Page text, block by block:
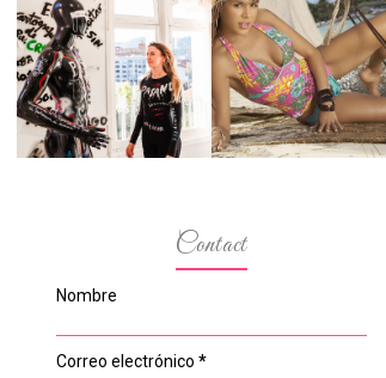
MARGA GONZÁLEZ
Y ELIA FERNÁNDEZ
DIALOGAN EN
ESPACIO DEL
ANONIMATO, LA
CASA ROSA DE
OVIEDO
LA ALTURA DE LAS
MODELOS MAS
BAJITAS
Contact
Nombre
Correo electrónico *